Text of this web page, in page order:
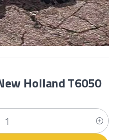
Holland T6050